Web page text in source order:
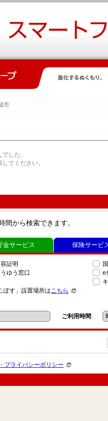
市
した。
てください。
間から検索できます。
証明
ゆう窓口
ぽす」設置場所はこちら
e
ご利用時間
金サービス 保険サービ
プライバシーポリシー